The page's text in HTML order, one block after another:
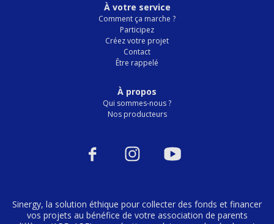
À votre service
Comment ça marche ?
Participez
Créez votre projet
Contact
Être rappelé
À propos
Qui sommes-nous ?
Nos producteurs
Sinergy, la solution éthique pour collecter des fonds et financer
vos projets au bénéfice de votre association de parents